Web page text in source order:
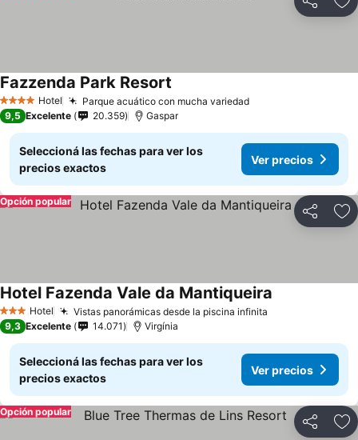
Compartir
4 EstrellasHotel Parque acuático con mucha variedad
Fazzenda Park Resort
9,5 Excelente 20.359 Gaspar
Seleccioná las fechas para ver los
precios exactos
Ver precios
Compartir
Opción popular
3 Estrellas
Hotel Vistas panorámicas desde la piscina infinita
Hotel Fazenda Vale da Mantiqueira
9,3 Excelente 14.071 Virgínia
Seleccioná las fechas para ver los
precios exactos
Ver precios
Compartir
Opción popular